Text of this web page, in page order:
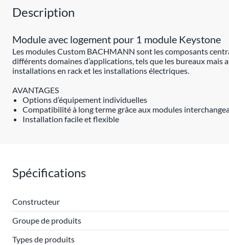
Description
Module avec logement pour 1 module Keystone
Les modules Custom BACHMANN sont les composants
différents domaines d’applications, tels que les bureaux mais
installations en rack et les installations électriques.
AVANTAGES
Options d’équipement individuelles
Compatibilité à long terme grâce aux modules
Installation facile et flexible
Spécifications
Constructeur
Groupe de produits
Types de produits